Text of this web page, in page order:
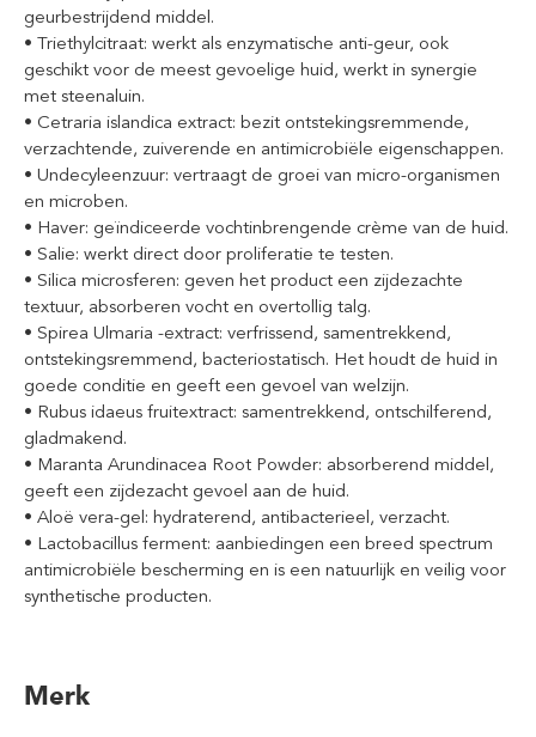
geurbestrijdend middel.
• Triethylcitraat: werkt als enzymatische anti-geur, ook
geschikt voor de meest gevoelige huid, werkt in synergie
met steenaluin.
• Cetraria islandica extract: bezit ontstekingsremmende,
verzachtende, zuiverende en antimicrobiële eigenschappen.
• Undecyleenzuur: vertraagt de groei van micro-organismen
en microben.
• Haver: geïndiceerde vochtinbrengende crème van de huid.
• Salie: werkt direct door proliferatie te testen.
• Silica microsferen: geven het product een zijdezachte
textuur, absorberen vocht en overtollig talg.
• Spirea Ulmaria -extract: verfrissend, samentrekkend,
ontstekingsremmend, bacteriostatisch. Het houdt de huid in
goede conditie en geeft een gevoel van welzijn.
• Rubus idaeus fruitextract: samentrekkend, ontschilferend,
gladmakend.
• Maranta Arundinacea Root Powder: absorberend middel,
geeft een zijdezacht gevoel aan de huid.
• Aloë vera-gel: hydraterend, antibacterieel, verzacht.
• Lactobacillus ferment: aanbiedingen een breed spectrum
antimicrobiële bescherming en is een natuurlijk en veilig voor
synthetische producten.
Merk